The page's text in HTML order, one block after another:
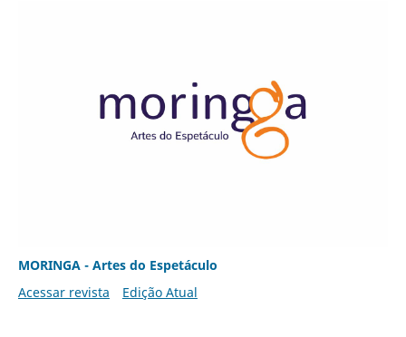
MORINGA - Artes do Espetáculo
Acessar revista
Edição Atual